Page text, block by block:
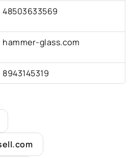
48503633569
hammer-glass.com
8943145319